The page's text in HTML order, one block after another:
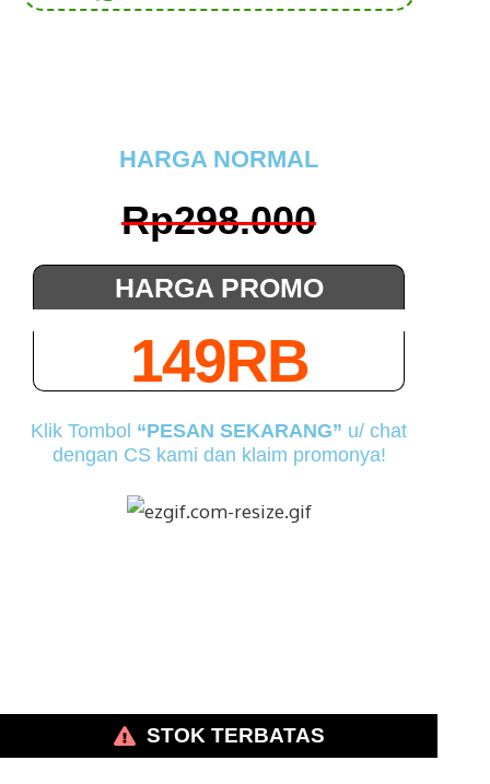
HARGA NORMAL
Rp298.000
HARGA PROMO
149RB
Klik Tombol “PESAN SEKARANG” u/ chat
dengan CS kami dan klaim promonya!
STOK TERBATAS